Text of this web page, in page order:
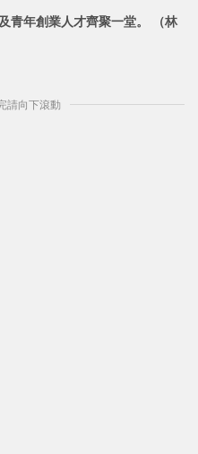
青年創業人才齊聚一堂。 （林
請向下滾動